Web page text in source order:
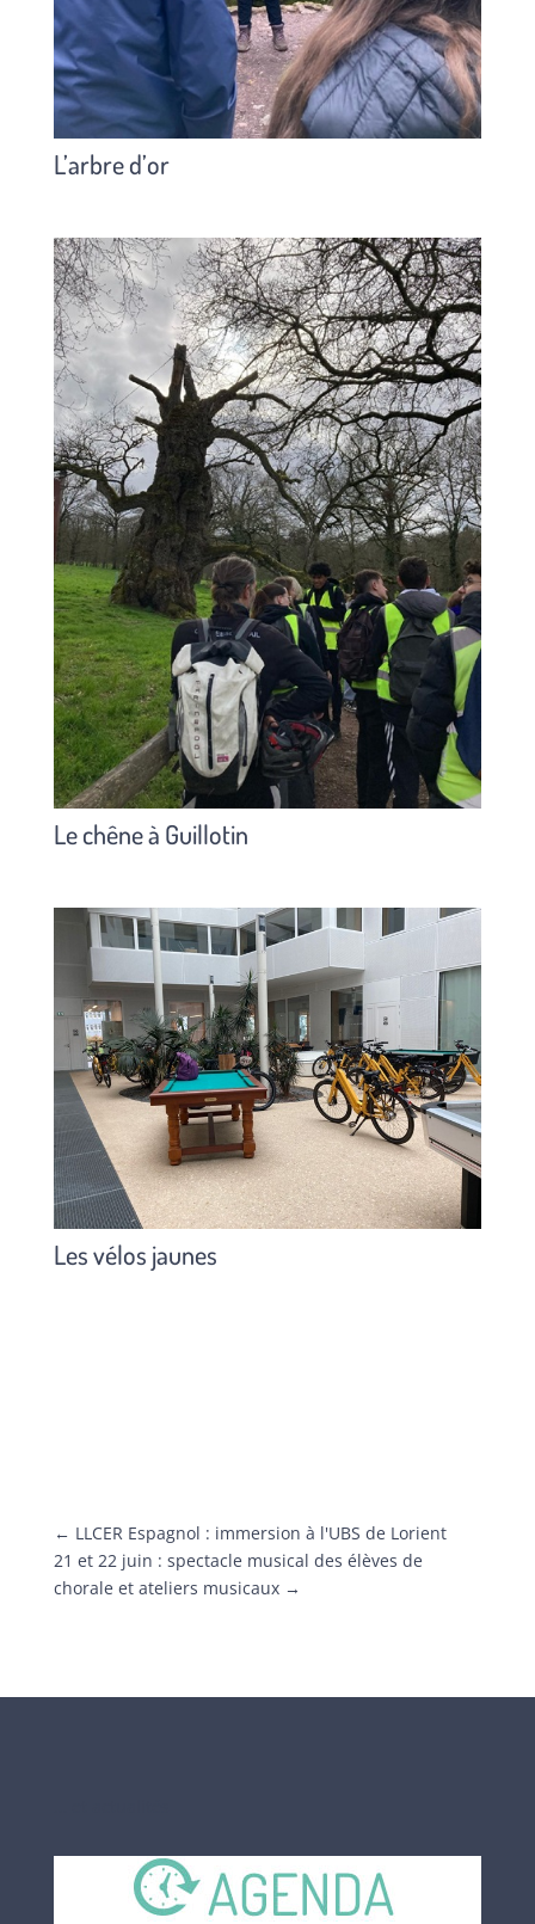
L’arbre d’or
Le chêne à Guillotin
Les vélos jaunes
← LLCER Espagnol : immersion à l'UBS de Lorient
21 et 22 juin : spectacle musical des élèves de
chorale et ateliers musicaux→